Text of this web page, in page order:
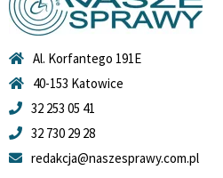
Al. Korfantego 191E
40-153 Katowice
32 253 05 41
32 730 29 28
redakcja@naszesprawy.com.pl